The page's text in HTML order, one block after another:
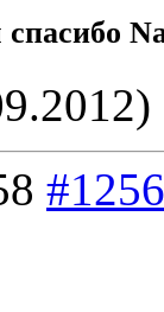
cпасибо
#1256